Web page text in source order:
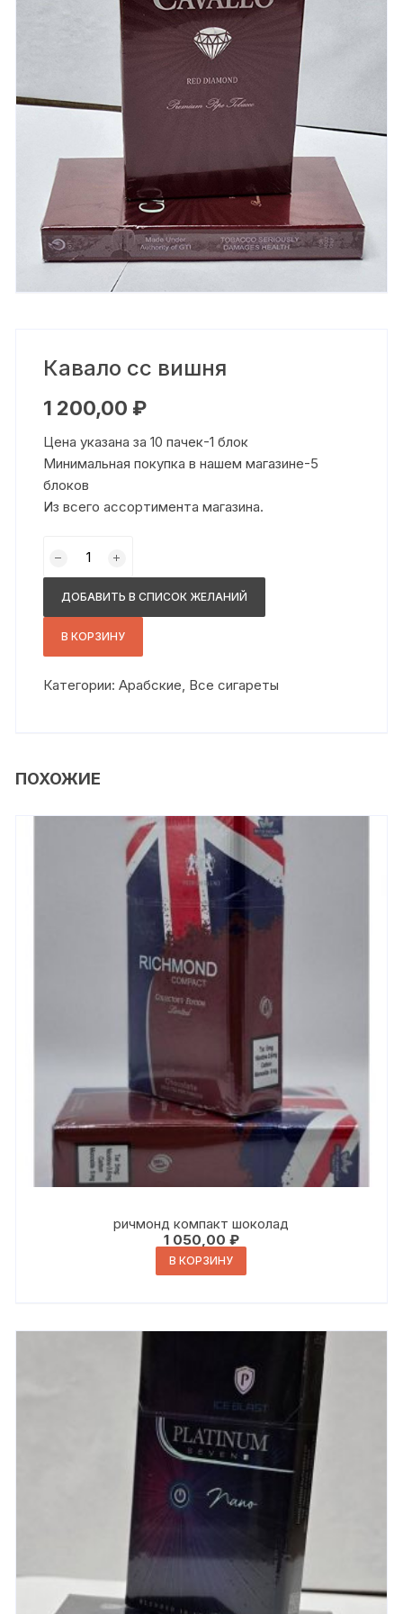
Кавало сс вишня
1 200,00 ₽
Цена указана за 10 пачек-1 блок
Минимальная покупка в нашем магазине-5
блоков
Из всего ассортимента магазина.
товара
Кавало
вишня
ДОБАВИТЬ В СПИСОК ЖЕЛАНИЙ
В КОРЗИНУ
Категории:Арабские, Все сигареты
ПОХОЖИЕ
ричмонд компакт шоколад
1 050,00 ₽
В КОРЗИНУ